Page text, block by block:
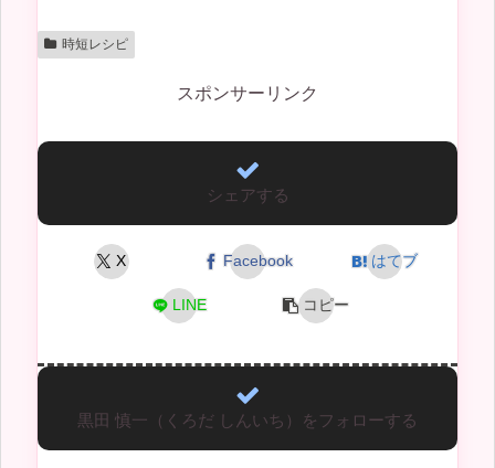
時短レシピ
スポンサーリンク
シェアする
X Facebook はてブ
LINE コピー
黒田 慎一（くろだ しんいち）をフォローする